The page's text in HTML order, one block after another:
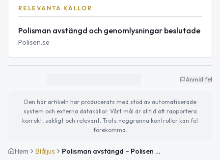
RELEVANTA KÄLLOR
Polisman avstängd och genomlysningar beslutade
Polisen.se
Anmäl fel
Den här artikeln har producerats med stöd av automatiserade
system och externa datakällor. Vårt mål är alltid att rapportera
korrekt, sakligt och relevant. Trots noggranna kontroller kan fel
förekomma.
Hem Blåljus Polisman avstängd – Polisen inleder två genomlysningar av säkerhetsarbetet